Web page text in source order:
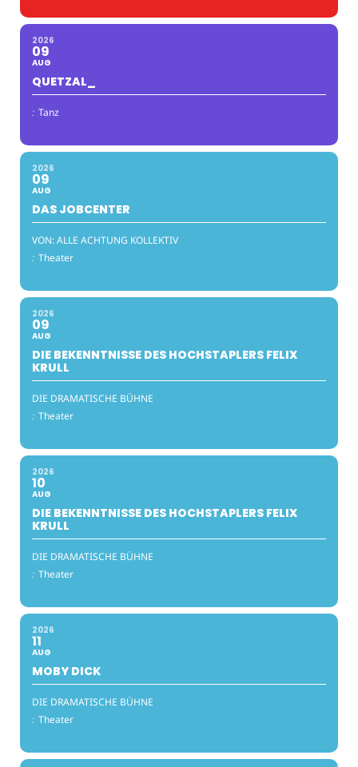
2026
09
AUG
QUETZAL_
: Tanz
2026
09
AUG
DAS JOBCENTER
VON: ALLE ACHTUNG KOLLEKTIV
: Theater
2026
09
AUG
DIE BEKENNTNISSE DES HOCHSTAPLERS FELIX
KRULL
DIE DRAMATISCHE BÜHNE
: Theater
2026
10
AUG
DIE BEKENNTNISSE DES HOCHSTAPLERS FELIX
KRULL
DIE DRAMATISCHE BÜHNE
: Theater
2026
11
AUG
MOBY DICK
DIE DRAMATISCHE BÜHNE
: Theater